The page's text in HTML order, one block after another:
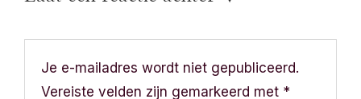
Je e-mailadres wordt niet gepubliceerd.
Vereiste velden zijn gemarkeerd met *